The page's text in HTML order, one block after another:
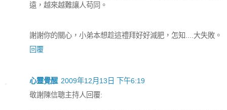
遠，越來越難讓人苟同。
謝謝你的關心，小弟本想趁這禮拜好好減肥，怎知....大失敗。
回覆
心靈覺醒 2009年12月13日 下午6:19
敬謝陳信聰主持人回覆: